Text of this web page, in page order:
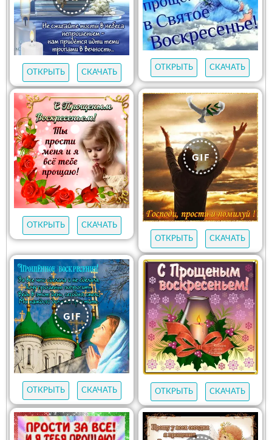
ОТКРЫТЬ СКАЧАТЬ
ОТКРЫТЬ СКАЧАТЬ
ОТКРЫТЬ
СКАЧАТЬ
ОТКРЫТЬ
СКАЧАТЬ
ОТКРЫТЬ СКАЧАТЬ ОТКРЫТЬ СКАЧАТЬ